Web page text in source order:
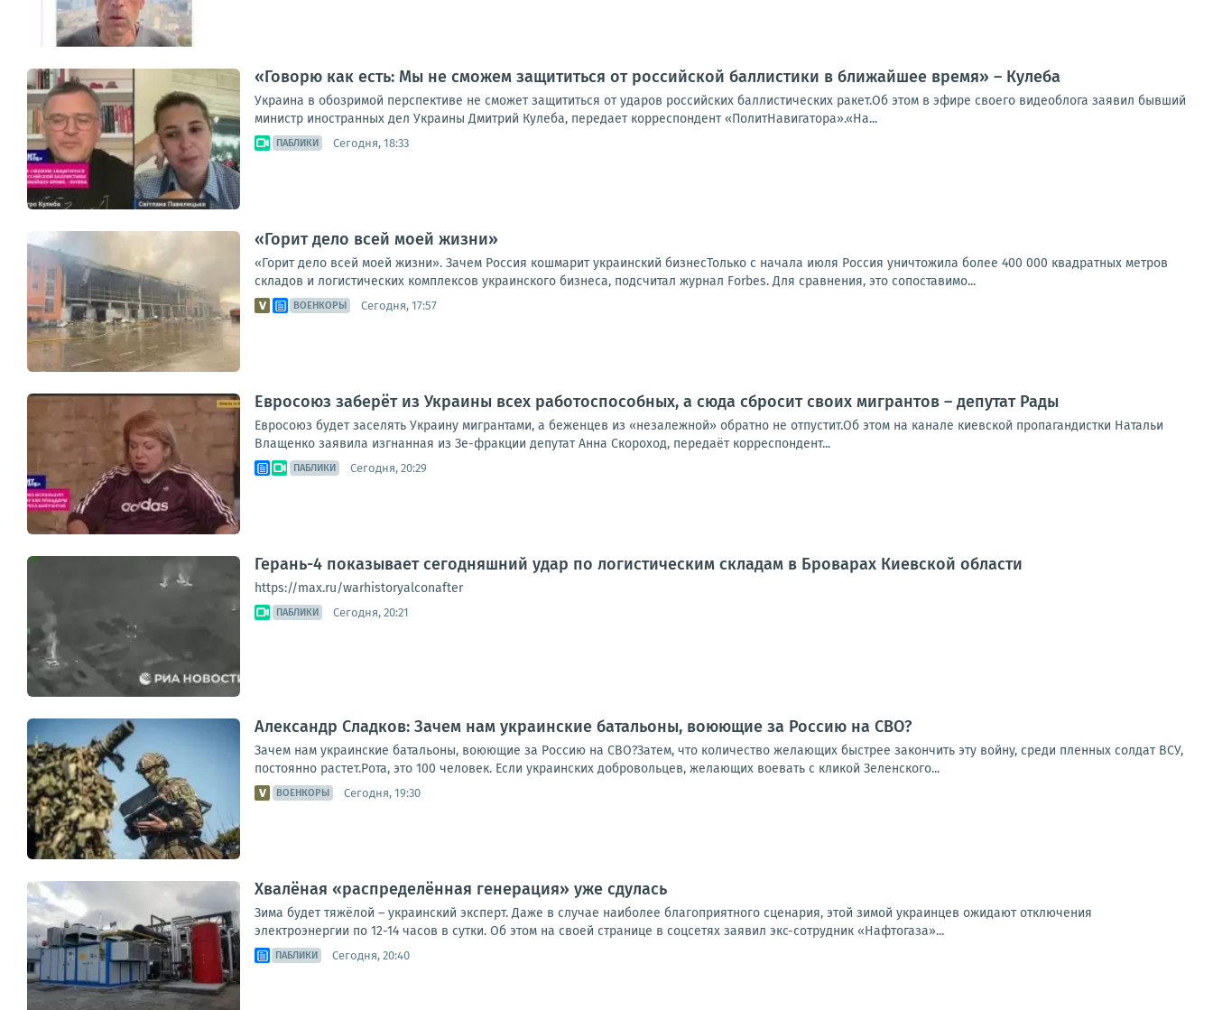
«Говорю как есть: Мы не сможем защититься от российской баллистики в ближайшее время» – Кулеба
Украина в обозримой перспективе не сможет защититься от ударов российских баллистических ракет.Об этом в эфире своего видеоблога заявил бывший
министр иностранных дел Украины Дмитрий Кулеба, передает корреспондент «ПолитНавигатора».«На...
ПАБЛИКИ Сегодня, 18:33
«Горит дело всей моей жизни»
«Горит дело всей моей жизни». Зачем Россия кошмарит украинский бизнесТолько с начала июля Россия уничтожила более 400 000 квадратных метров
складов и логистических комплексов украинского бизнеса, подсчитал журнал Forbes. Для сравнения, это сопоставимо...
ВОЕНКОРЫ Сегодня, 17:57
Евросоюз заберёт из Украины всех работоспособных, а сюда сбросит своих мигрантов – депутат Рады
Евросоюз будет заселять Украину мигрантами, а беженцев из «незалежной» обратно не отпустит.Об этом на канале киевской пропагандистки Натальи
Влащенко заявила изгнанная из Зе-фракции депутат Анна Скороход, передаёт корреспондент...
ПАБЛИКИ Сегодня, 20:29
Герань-4 показывает сегодняшний удар по логистическим складам в Броварах Киевской области
https://max.ru/warhistoryalconafter
ПАБЛИКИ Сегодня, 20:21
Александр Сладков: Зачем нам украинские батальоны, воюющие за Россию на СВО?
Зачем нам украинские батальоны, воюющие за Россию на СВО?Затем, что количество желающих быстрее закончить эту войну, среди пленных солдат ВСУ,
постоянно растет.Рота, это 100 человек. Если украинских добровольцев, желающих воевать с кликой Зеленского...
ВОЕНКОРЫ Сегодня, 19:30
Хвалёная «распределённая генерация» уже сдулась
Зима будет тяжёлой – украинский эксперт. Даже в случае наиболее благоприятного сценария, этой зимой украинцев ожидают отключения
электроэнергии по 12-14 часов в сутки. Об этом на своей странице в соцсетях заявил экс-сотрудник «Нафтогаза»...
ПАБЛИКИ Сегодня, 20:40